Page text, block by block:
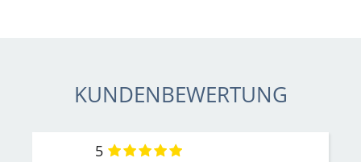
KUNDENBEWERTUNG
5